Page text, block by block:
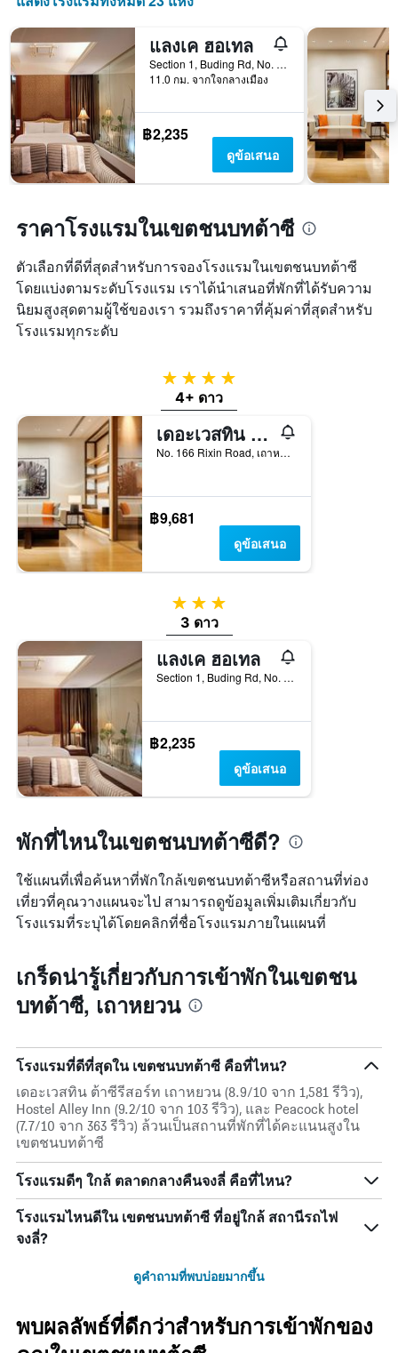
สัปดาห์
แผนภูมิ
Y
1
แกน
แแส
ดง
เฉลี่ย
ของ
พัก
แลงเค ฮอเทล
Section 1, Buding Rd, No. 50, เถาหยวน, ไต้หวัน
11.0 กม. จากใจกลางเมือง
฿2,235
ดูข้อเสนอ
ราคาโรงแรมในเขตชนบทต้าซี
ตัวเลือกที่ดีที่สุดสำหรับการจองโรงแรมในเขตชนบทต้าซี
โดยแบ่งตามระดับโรงแรม เราได้นำเสนอที่พักที่ได้รับความ
นิยมสูงสุดตามผู้ใช้ของเรา รวมถึงราคาที่คุ้มค่าที่สุดสำหรับ
โรงแรมทุกระดับ
4 ดาว
4+ ดาว
เดอะเวสทิน ต้าซีรีสอร์ท เถาหยวน
No. 166 Rixin Road, เถาหยวน, ไต้หวัน
฿9,681
ดูข้อเสนอ
3 ดาว
3 ดาว
แลงเค ฮอเทล
Section 1, Buding Rd, No. 50, เถาหยวน, ไต้หวัน
฿2,235
ดูข้อเสนอ
พักที่ไหนในเขตชนบทต้าซีดี?
ใช้แผนที่เพื่อค้นหาที่พักใกล้เขตชนบทต้าซีหรือสถานที่ท่อง
เที่ยวที่คุณวางแผนจะไป สามารถดูข้อมูลเพิ่มเติมเกี่ยวกับ
โรงแรมที่ระบุได้โดยคลิกที่ชื่อโรงแรมภายในแผนที่
เกร็ดน่ารู้เกี่ยวกับการเข้าพักในเขตชน
บทต้าซี, เถาหยวน
โรงแรมที่ดีที่สุดใน เขตชนบทต้าซี คือที่ไหน?
เดอะเวสทิน ต้าซีรีสอร์ท เถาหยวน (8.9/10 จาก 1,581 รีวิว),
Hostel Alley Inn (9.2/10 จาก 103 รีวิว), และ Peacock hotel
(7.7/10 จาก 363 รีวิว) ล้วนเป็นสถานที่พักที่ได้คะแนนสูงใน
เขตชนบทต้าซี
โรงแรมดีๆ ใกล้ ตลาดกลางคืนจงลี่ คือที่ไหน?
โรงแรมไหนดีใน เขตชนบทต้าซี ที่อยู่ใกล้ สถานีรถไฟ
จงลี่?
ดูคำถามที่พบบ่อยมากขึ้น
พบผลลัพธ์ที่ดีกว่าสำหรับการเข้าพักของ